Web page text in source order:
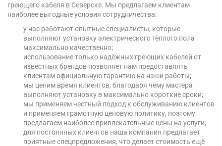
греющего кабеля в Северске. Мы предлагаем клиентам
наиболее выгодные условия сотрудничества:
у нас работают опытные специалисты, которые
выполняют установку электрического тёплого пола
максимально качественно;
использование только надёжных греющих кабелей от
известных брендов позволяет нам предоставлять
клиентам официальную гарантию на наши работы;
мы ценим время клиентов, благодаря чему мастера
выполняют установку в максимально короткие сроки;
мы применяем честный подход к обслуживанию клиентов
и применяем грамотную ценовую политику, поэтому
предлагаем наиболее привлекательные цены на услуги;
для постоянных клиентов наша компания предлагает
приятные спецпредложения, что делает стоимость ещё